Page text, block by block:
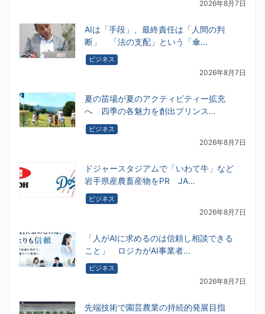
2026年8月7日
AIは「手段」、最終責任は「人間の判
断」 「法の支配」という「傘…
ビジネス
2026年8月7日
夏の苗場が夏のアクティビティー拡充
へ 四季の各魅力を創出プリンス…
ビジネス
2026年8月7日
ドジャースタジアムで「いわて牛」など
岩手県産農畜産物をPR JA…
ビジネス
2026年8月7日
「人がAIに求めるのは信頼し相談できる
こと」 ロジカがAI事業者…
ビジネス
2026年8月7日
先端技術で園芸農業の持続的発展目指